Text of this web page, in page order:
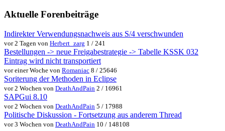
Aktuelle Forenbeiträge
Indirekter Verwendungsnachweis aus S/4 verschwunden
vor 2 Tagen von Herbert_zarg 1 / 241
Bestellungen -> neue Freigabestrategie -> Tabelle KSSK 032
Eintrag wird nicht transportiert
vor einer Woche von Romaniac 8 / 25646
Soriterung der Methoden in Eclipse
vor 2 Wochen von DeathAndPain 2 / 16961
SAPGui 8.10
vor 2 Wochen von DeathAndPain 5 / 17988
Politische Diskussion - Fortsetzung aus anderem Thread
vor 3 Wochen von DeathAndPain 10 / 148108